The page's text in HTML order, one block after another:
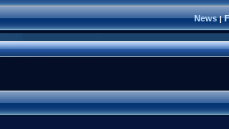
News|